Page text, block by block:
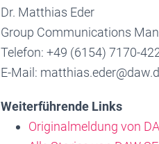
Dr. Matthias Eder
Group Communications
Telefon: +49 (6154) 7170-
E-Mail:
Weiterführende Links
Originalmeldung von